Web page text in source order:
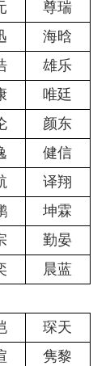
尊瑞
海晗
雄乐
唯廷
颜东
健信
译翔
坤霖
勤晏
晨蓝
琛天
隽黎